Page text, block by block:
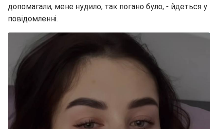
допомагали, мене нудило, так погано було, - йдеться у
повідомленні.